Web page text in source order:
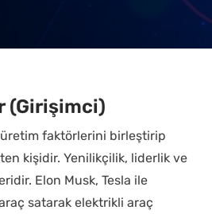
(Girişimci)
faktörlerini birleştirip
kişidir. Yenilikçilik, liderlik ve
Elon Musk, Tesla ile
satarak elektrikli araç